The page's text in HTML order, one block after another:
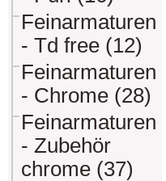
Feinarmaturen
- Td free (12)
Feinarmaturen
- Chrome (28)
Feinarmaturen
- Zubehör
chrome (37)